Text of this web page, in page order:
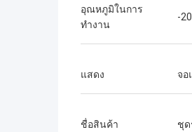
อุณหภูมิในการ
ทำงาน
-
แสดง จอ
ชื่อสินค้า ชุด